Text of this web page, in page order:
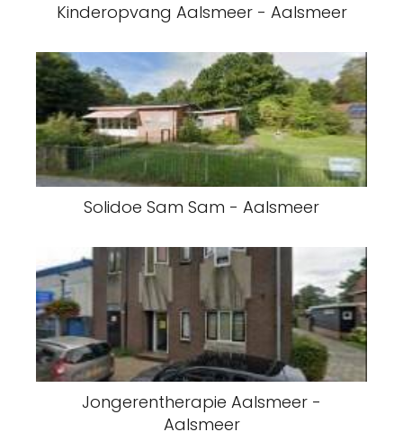
Kinderopvang Aalsmeer - Aalsmeer
Solidoe Sam Sam - Aalsmeer
Jongerentherapie Aalsmeer -
Aalsmeer